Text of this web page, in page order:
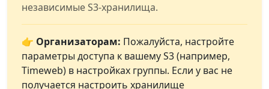
независимые S3-хранилища.
👉 Организаторам: Пожалуйста, настройте
параметры доступа к вашему S3 (например,
Timeweb) в настройках группы. Если у вас не
получается настроить хранилище